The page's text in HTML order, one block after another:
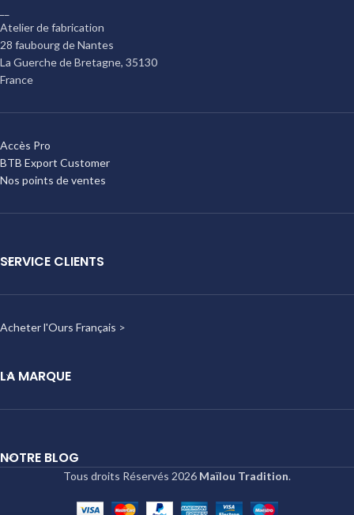
Atelier de fabrication
28 faubourg de Nantes
La Guerche de Bretagne, 35130
France
Accès Pro
BTB Export Customer
Nos points de ventes
SERVICE CLIENTS
Acheter l'Ours Français >
LA MARQUE
NOTRE BLOG
Tous droits Réservés 2026 Maïlou Tradition.